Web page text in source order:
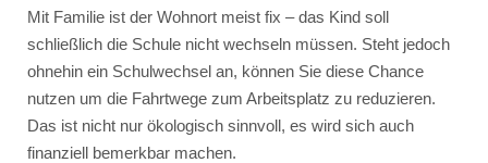
Mit Familie ist der Wohnort meist fix – das Kind soll
schließlich die Schule nicht wechseln müssen. Steht jedoch
ohnehin ein Schulwechsel an, können Sie diese Chance
nutzen um die Fahrtwege zum Arbeitsplatz zu reduzieren.
Das ist nicht nur ökologisch sinnvoll, es wird sich auch
finanziell bemerkbar machen.